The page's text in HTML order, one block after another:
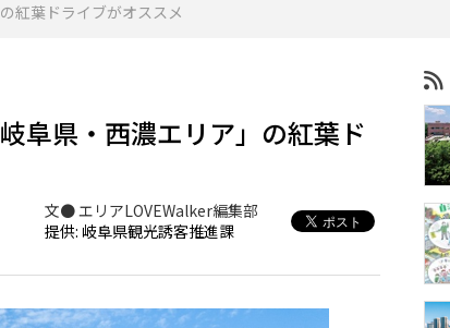
紅葉ドライブがオススメ
阜県・西濃エリア」の紅葉ド
文● エリアLOVEWalker編集部
提供: 岐阜県観光誘客推進課